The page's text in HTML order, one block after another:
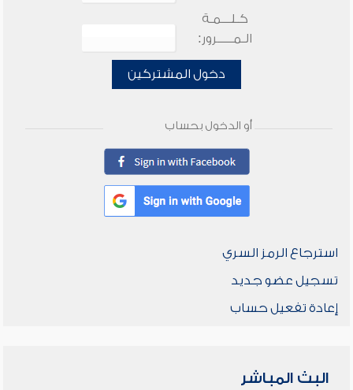
كـلـــمـة
الـمـــــرور:
دخول المشتركين
أو الدخول بحساب
استرجاع الرمز السري
تسجيل عضو جديد
إعادة تفعيل حساب
البث المباشر